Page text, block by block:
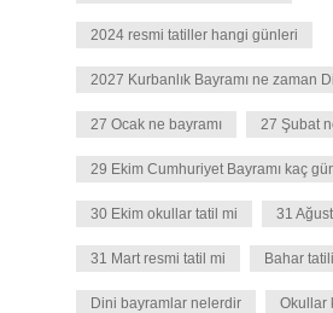
2024 resmi tatiller hangi günleri
2027 Kurbanlık Bayramı ne zaman
27 Ocak ne bayramı 27 Şubat
29 Ekim Cumhuriyet Bayramı kaç
30 Ekim okullar tatil mi 31
31 Mart resmi tatil mi Bahar
Dini bayramlar nelerdir Okullar